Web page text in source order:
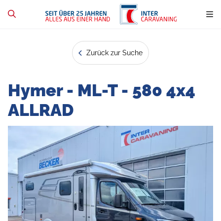
Zurück zur Suche
Hymer - ML-T - 580 4x4
ALLRAD